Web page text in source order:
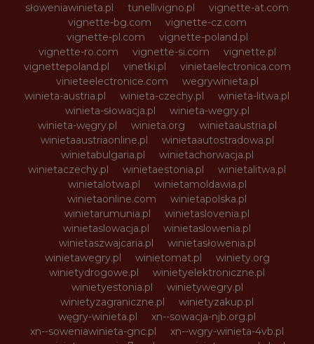
słoweniawinieta.pl
tunellivigno.pl
vignette-at.com
vignette-bg.com
vignette-cz.com
vignette-pl.com
vignette-poland.pl
vignette-ro.com
vignette-si.com
vignette.pl
vignettepoland.pl
vinetki.pl
vinietaelectronica.com
vinieteelectronice.com
wegrywinieta.pl
winieta-austria.pl
winieta-czechy.pl
winieta-litwa.pl
winieta-słowacja.pl
winieta-wegry.pl
winieta-węgry.pl
winieta.org
winietaaustria.pl
winietaaustriaonline.pl
winietaautostradowa.pl
winietabulgaria.pl
winietachorwacja.pl
winietaczechy.pl
winietaestonia.pl
winietalitwa.pl
winietalotwa.pl
winietamoldawia.pl
winietaonline.com
winietapolska.pl
winietarumunia.pl
winietaslovenia.pl
winietaslowacja.pl
winietaslowenia.pl
winietaszwajcaria.pl
winietasłowenia.pl
winietawegry.pl
winietomat.pl
winiety.org
winietydrogowe.pl
winietyelektroniczne.pl
winietyestonia.pl
winietywegry.pl
winietyzagraniczne.pl
winietyzakup.pl
węgry-winieta.pl
xn--sowacja-njb.org.pl
xn--soweniawinieta-gnc.pl
xn--wgry-winieta-4vb.pl